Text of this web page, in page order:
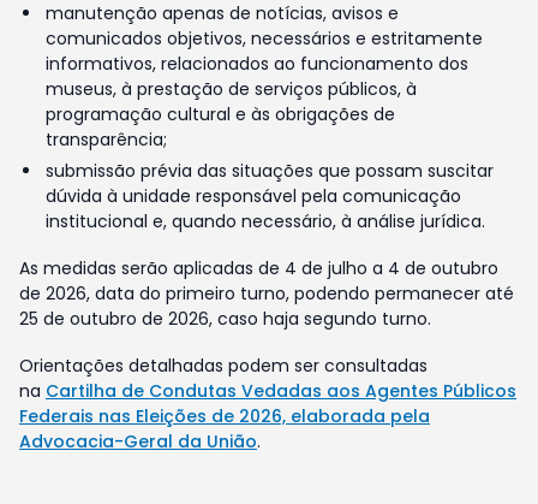
manutenção apenas de notícias, avisos e
comunicados objetivos, necessários e estritamente
informativos, relacionados ao funcionamento dos
museus, à prestação de serviços públicos, à
programação cultural e às obrigações de
transparência;
submissão prévia das situações que possam suscitar
dúvida à unidade responsável pela comunicação
institucional e, quando necessário, à análise jurídica.
As medidas serão aplicadas de 4 de julho a 4 de outubro
de 2026, data do primeiro turno, podendo permanecer até
25 de outubro de 2026, caso haja segundo turno.
Orientações detalhadas podem ser consultadas
na Cartilha de Condutas Vedadas aos Agentes Públicos
Federais nas Eleições de 2026, elaborada pela
Advocacia-Geral da União.